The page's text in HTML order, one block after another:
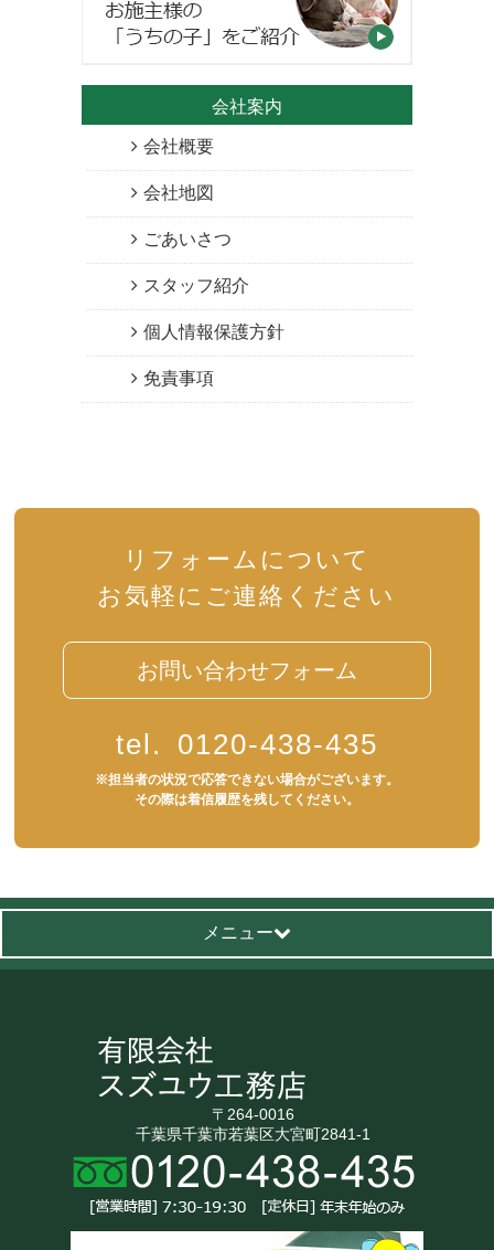
会社案内
会社概要
会社地図
ごあいさつ
スタッフ紹介
個人情報保護方針
免責事項
リフォームについて
お気軽にご連絡ください
お問い合わせフォーム
tel. 0120-438-435
※担当者の状況で応答できない場合がございます。
その際は着信履歴を残してください。
メニュー
〒264-0016
千葉県千葉市若葉区大宮町2841-1